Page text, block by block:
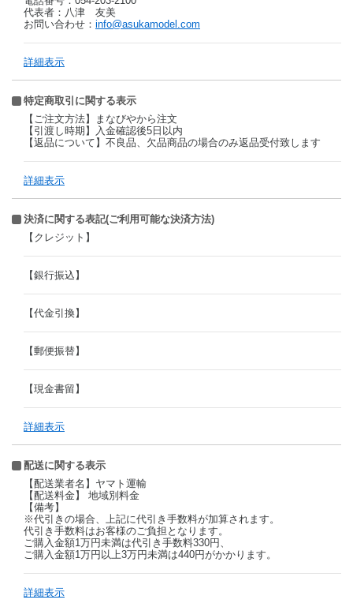
代表者：八津 友美
お問い合わせ： info@asukamodel.com
詳細表示
特定商取引に関する表示
【ご注文方法】まなびやから注文
【引渡し時期】入金確認後5日以内
【返品について】不良品、欠品商品の場合のみ返品受付致します
詳細表示
決済に関する表記(ご利用可能な決済方法)
【クレジット】
【銀行振込】
【代金引換】
【郵便振替】
【現金書留】
詳細表示
配送に関する表示
【配送業者名】ヤマト運輸
【配送料金】 地域別料金
【備考】
※代引きの場合、上記に代引き手数料が加算されます。
代引き手数料はお客様のご負担となります。
ご購入金額1万円未満は代引き手数料330円、
ご購入金額1万円以上3万円未満は440円がかかります。
詳細表示